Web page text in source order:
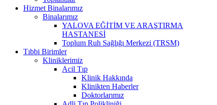
Hizmet Binalarımız
Binalarımız
YALOVA EĞİTİM VE ARAŞTIRMA
HASTANESİ
Toplum Ruh Sağlığı Merkezi (TRSM)
Tıbbi Birimler
Kliniklerimiz
Acil Tıp
Klinik Hakkında
Klinikten Haberler
Doktorlarımız